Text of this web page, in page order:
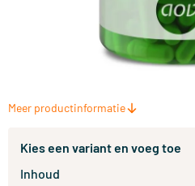
Meer productinformatie
Kies een variant en voeg toe
Inhoud